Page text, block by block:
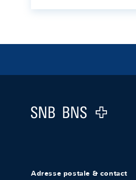
Logo
Adresse postale & contact